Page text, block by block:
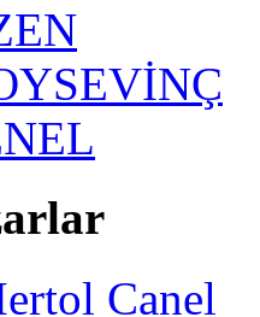
Canel